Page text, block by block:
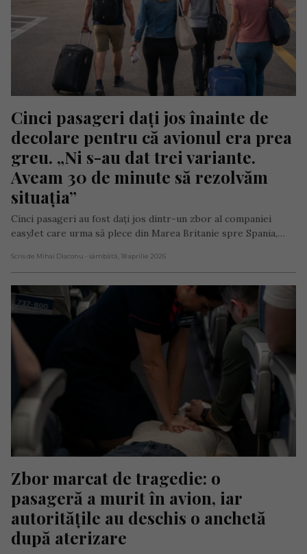
Cinci pasageri dați jos înainte de
decolare pentru că avionul era prea
greu. „Ni s-au dat trei variante.
Aveam 30 de minute să rezolvăm
situația”
Cinci pasageri au fost dați jos dintr-un zbor al companiei
easyJet care urma să plece din Marea Britanie spre Spania,…
Scris de Mihai Diaconu - sâmbătă, 18 aprilie 2026
Zbor marcat de tragedie: o
pasageră a murit în avion, iar
autoritățile au deschis o anchetă
după aterizare